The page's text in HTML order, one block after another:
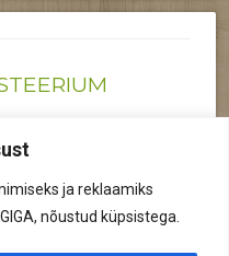
ja reklaamiks
nõustud küpsistega.